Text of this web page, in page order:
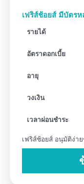
เฟริส์ช้อยส์ มีบัตรห
รายได้
อัตราดอกเบี้ย
อายุ
วงเงิน
เวลาผ่อนชำระ
เฟริส์ช้อยส์ อนุมัติง่า